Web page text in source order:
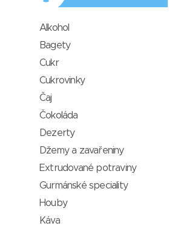
Alkohol
Bagety
Cukr
Cukrovinky
Čaj
Čokoláda
Dezerty
Džemy a zavařeniny
Extrudované potraviny
Gurmánské speciality
Houby
Káva